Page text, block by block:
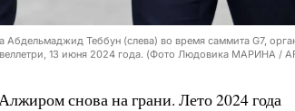
Теббун (слева) во время саммита G7,
13 июня 2024 года. (Фото Людовика МАРИНА /
снова на грани. Лето 2024 года